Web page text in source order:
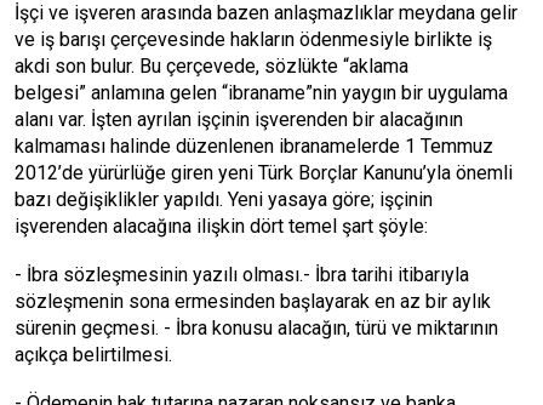
İşçi ve işveren arasında bazen anlaşmazlıklar meydana gelir
ve iş barışı çerçevesinde hakların ödenmesiyle birlikte iş
akdi son bulur. Bu çerçevede, sözlükte “aklama
belgesi” anlamına gelen “ibraname”nin yaygın bir uygulama
alanı var. İşten ayrılan işçinin işverenden bir alacağının
kalmaması halinde düzenlenen ibranamelerde 1 Temmuz
2012’de yürürlüğe giren yeni Türk Borçlar Kanunu’yla önemli
bazı değişiklikler yapıldı. Yeni yasaya göre; işçinin
işverenden alacağına ilişkin dört temel şart şöyle:
- İbra sözleşmesinin yazılı olması.- İbra tarihi itibarıyla
sözleşmenin sona ermesinden başlayarak en az bir aylık
sürenin geçmesi. - İbra konusu alacağın, türü ve miktarının
açıkça belirtilmesi.